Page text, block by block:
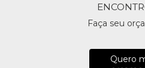
Faça seu
Quero